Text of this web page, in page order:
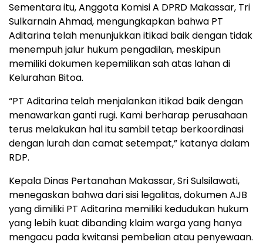
Sementara itu, Anggota Komisi A DPRD Makassar, Tri
Sulkarnain Ahmad, mengungkapkan bahwa PT
Aditarina telah menunjukkan itikad baik dengan tidak
menempuh jalur hukum pengadilan, meskipun
memiliki dokumen kepemilikan sah atas lahan di
Kelurahan Bitoa.
“PT Aditarina telah menjalankan itikad baik dengan
menawarkan ganti rugi. Kami berharap perusahaan
terus melakukan hal itu sambil tetap berkoordinasi
dengan lurah dan camat setempat,” katanya dalam
RDP.
Kepala Dinas Pertanahan Makassar, Sri Sulsilawati,
menegaskan bahwa dari sisi legalitas, dokumen AJB
yang dimiliki PT Aditarina memiliki kedudukan hukum
yang lebih kuat dibanding klaim warga yang hanya
mengacu pada kwitansi pembelian atau penyewaan.